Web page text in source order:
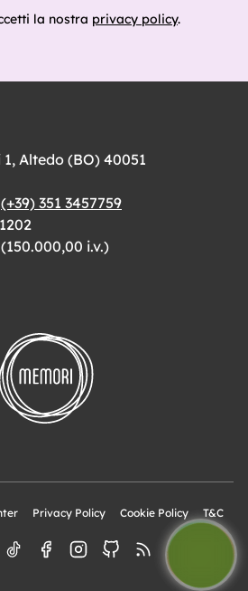
la nostra privacy policy.
Altedo (BO) 40051
(+39) 351 3457759
i.v.)
Privacy Policy Cookie Policy T&C